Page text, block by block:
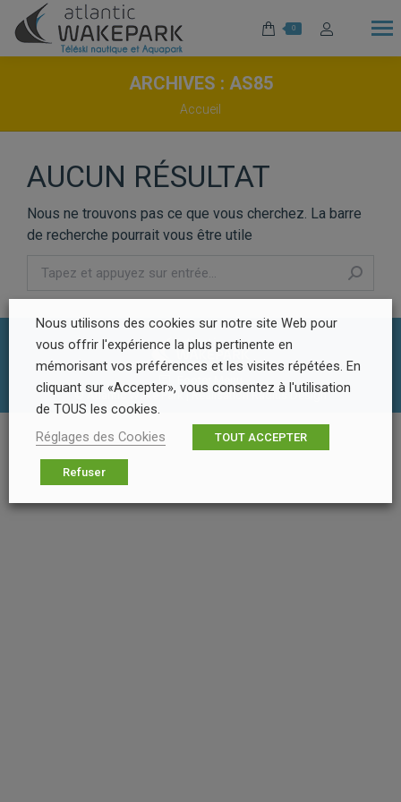
0
ARCHIVES : AS85
Vous êtes ici :
Accueil
AUCUN RÉSULTAT
Nous ne trouvons pas ce que vous cherchez. La barre
de recherche pourrait vous être utile
Recherche
© Atlantic Wake Park | RéalisationRadius Design
Nous utilisons des cookies sur notre site Web pour
vous offrir l'expérience la plus pertinente en
mémorisant vos préférences et les visites répétées. En
cliquant sur «Accepter», vous consentez à l'utilisation
de TOUS les cookies.
Réglages des Cookies
TOUT ACCEPTER
Refuser